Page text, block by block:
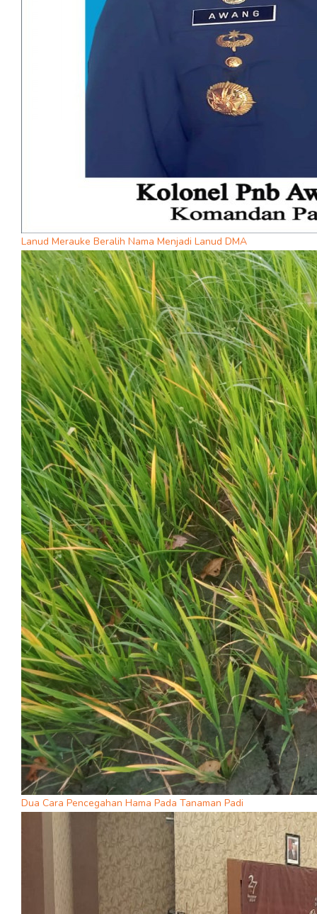
Lanud Merauke Beralih Nama Menjadi Lanud DMA
Dua Cara Pencegahan Hama Pada Tanaman Padi